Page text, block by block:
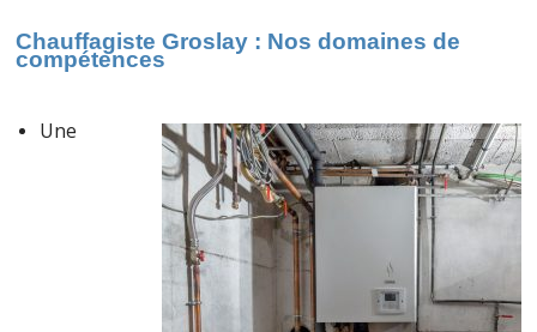
Chauffagiste Groslay : Nos domaines de
compétences
Une